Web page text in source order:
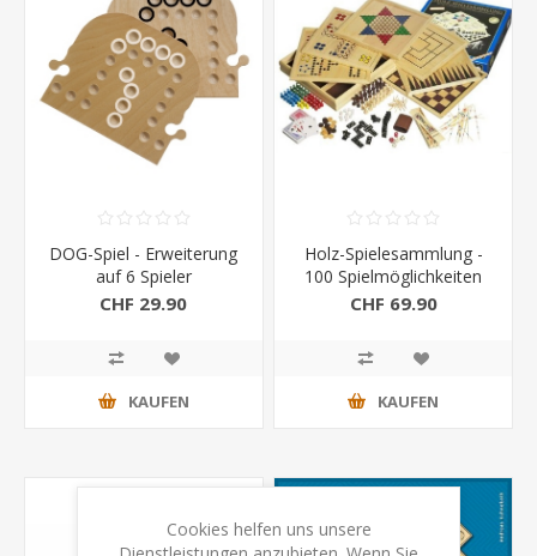
DOG-Spiel - Erweiterung
auf 6 Spieler
CHF 29.90
KAUFEN
Holz-Spielesammlung -
100 Spielmöglichkeiten
CHF 69.90
KAUFEN
Cookies helfen uns unsere